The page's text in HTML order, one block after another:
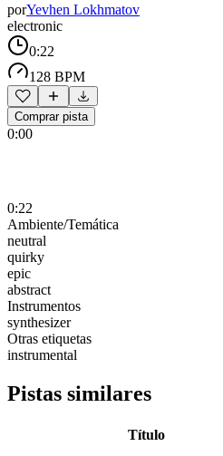
porYevhen Lokhmatov
electronic
0:22
128 BPM
Comprar pista
0:00
0:22
Ambiente/Temática
neutral
quirky
epic
abstract
Instrumentos
synthesizer
Otras etiquetas
instrumental
Pistas similares
Título